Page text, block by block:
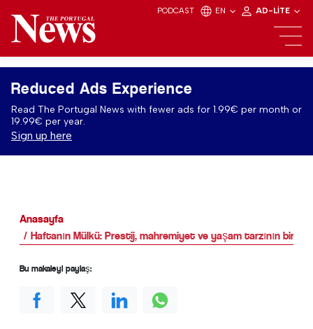
PODCAST EN AD-LITE
Reduced Ads Experience
Read The Portugal News with fewer ads for 1.99€ per month or
19.99€ per year.
Sign up here
Anasayfa
Haftanın Mülkü: Prestij, mahremiyet ve yaşam tarzının bir
Bu makaleyi paylaş: